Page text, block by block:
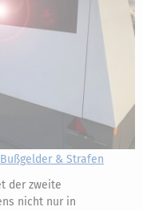
& Strafen
der zweite
nicht nur in